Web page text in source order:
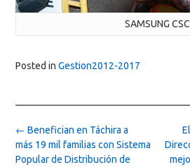
SAMSUNG CSC
Posted in Gestion2012-2017
Post
navigation
← Benefician en Táchira a
más 19 mil familias con Sistema
Popular de Distribución de